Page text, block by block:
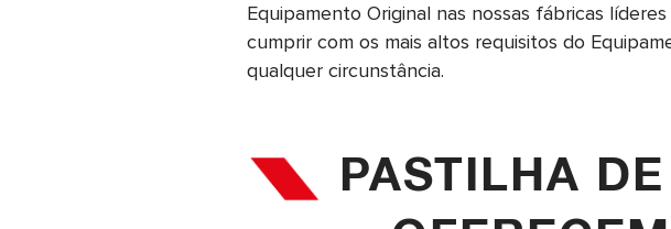
Equipamento Original nas nossas fábricas
cumprir com os mais altos requisitos do
qualquer circunstância.
PASTILHA